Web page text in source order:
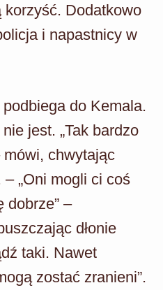
Dodatkowo
i napastnicy w
do Kemala.
jest. „Tak bardzo
mówi, chwytając
„Oni mogli ci coś
dobrze” –
dłonie
taki. Nawet
zostać zranieni”.